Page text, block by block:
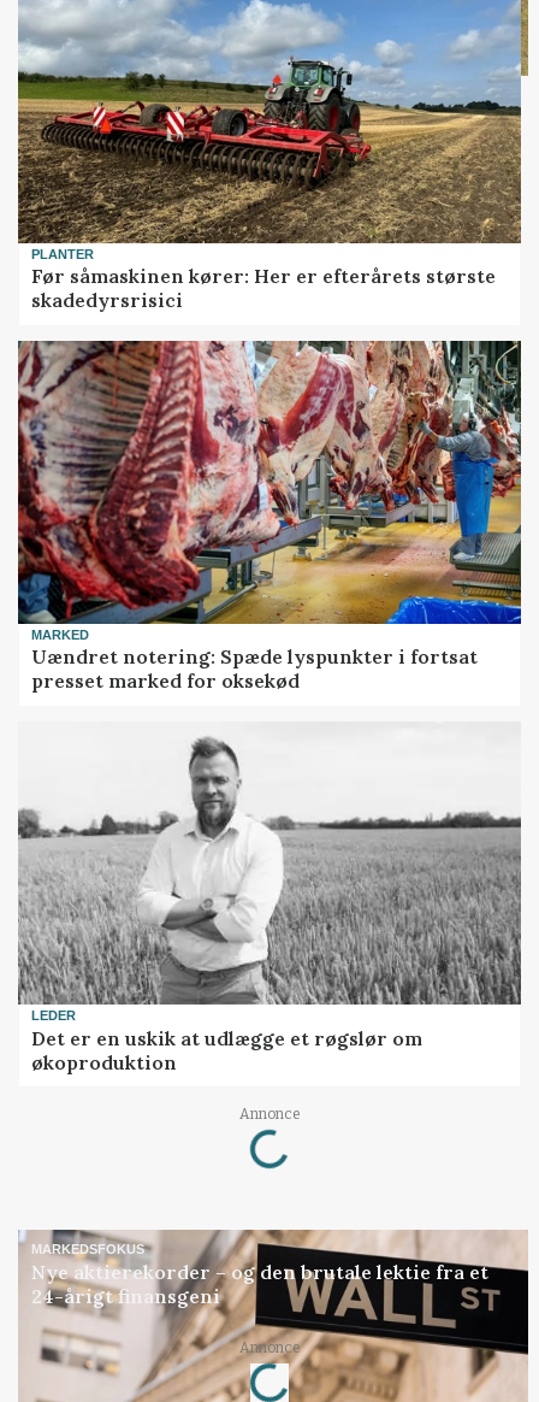
PLANTER
Før såmaskinen kører: Her er efterårets største
skadedyrsrisici
MARKED
Uændret notering: Spæde lyspunkter i fortsat
presset marked for oksekød
LEDER
Det er en uskik at udlægge et røgslør om
økoproduktion
Annonce
Loading...
MARKEDSFOKUS
Nye aktierekorder – og den brutale lektie fra et
24-årigt finansgeni
Annonce
Loading...